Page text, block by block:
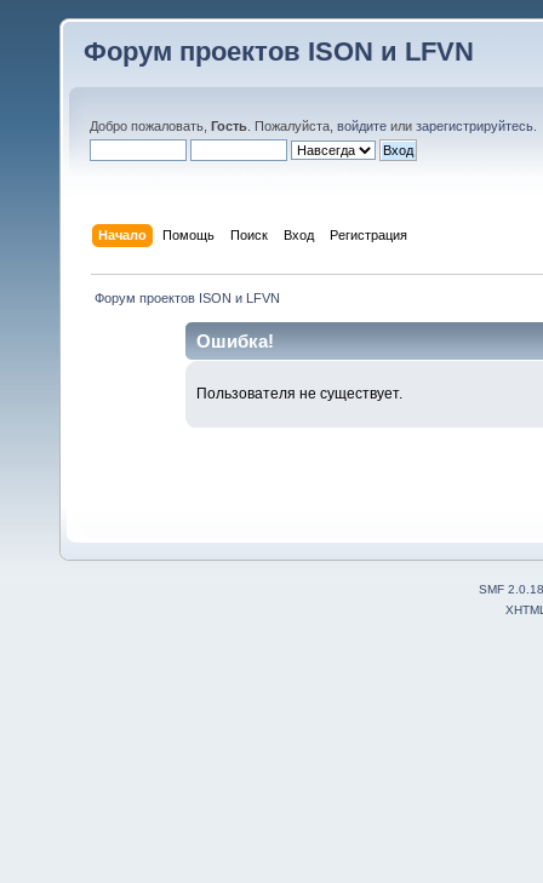
Форум проектов ISON и LFVN
Добро пожаловать, Гость . Пожалуйста, войдите или зарегистрируйтесь
Начало Помощь Поиск Вход Регистрация
Форум проектов ISON и LFVN
Ошибка!
Пользователя не существует.
SMF 2.0.18